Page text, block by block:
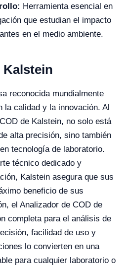
Herramienta esencial en
que estudian el impacto
en el medio ambiente.
Kalstein
reconocida mundialmente
la calidad y la innovación. Al
de Kalstein, no solo está
alta precisión, sino también
tecnología de laboratorio.
técnico dedicado y
Kalstein asegura que sus
beneficio de sus
el Analizador de COD de
completa para el análisis de
facilidad de uso y
lo convierten en una
para cualquier laboratorio o